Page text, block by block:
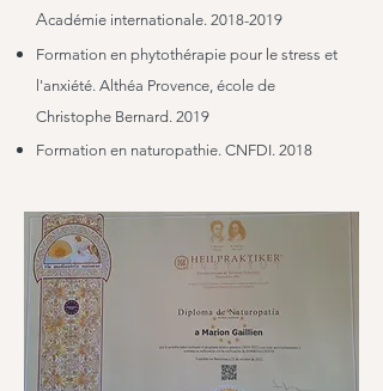
Académie internationale. 2018-2019
Formation en phytothérapie pour le stress et
l'anxiété. Althéa Provence, école de
Christophe Bernard. 2019
Formation en naturopathie. CNFDI. 2018